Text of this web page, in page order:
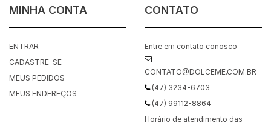
MINHA CONTA
ENTRAR
CADASTRE-SE
MEUS PEDIDOS
MEUS ENDEREÇOS
CONTATO
Entre em contato conosco
CONTATO@DOLCEME.COM.BR
(47) 3234-6703
(47) 99112-8864
Horário de atendimento das